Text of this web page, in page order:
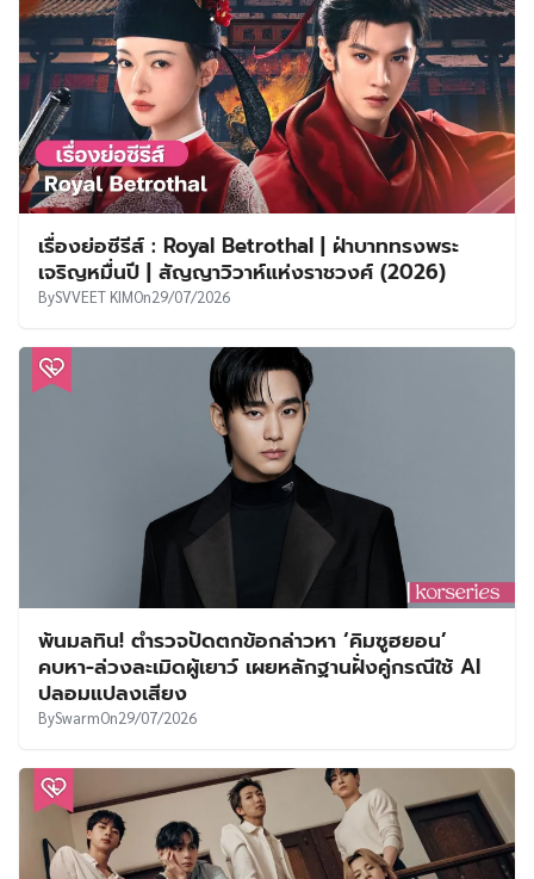
เรื่องย่อซีรีส์ : Royal Betrothal | ฝ่าบาททรงพระ
เจริญหมื่นปี | สัญญาวิวาห์แห่งราชวงศ์ (2026)
BySVVEET KIMOn29/07/2026
พ้นมลทิน! ตำรวจปัดตกข้อกล่าวหา ‘คิมซูฮยอน’
คบหา-ล่วงละเมิดผู้เยาว์ เผยหลักฐานฝั่งคู่กรณีใช้ AI
ปลอมแปลงเสียง
BySwarmOn29/07/2026